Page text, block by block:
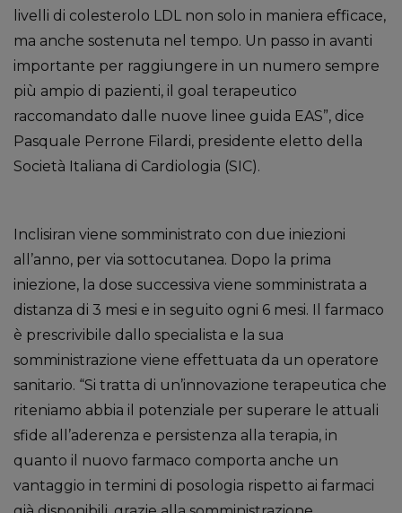
livelli di colesterolo LDL non solo in maniera efficace,
ma anche sostenuta nel tempo. Un passo in avanti
importante per raggiungere in un numero sempre
più ampio di pazienti, il goal terapeutico
raccomandato dalle nuove linee guida EAS”, dice
Pasquale Perrone Filardi, presidente eletto della
Società Italiana di Cardiologia (SIC).
Inclisiran viene somministrato con due iniezioni
all’anno, per via sottocutanea. Dopo la prima
iniezione, la dose successiva viene somministrata a
distanza di 3 mesi e in seguito ogni 6 mesi. Il farmaco
è prescrivibile dallo specialista e la sua
somministrazione viene effettuata da un operatore
sanitario. “Si tratta di un’innovazione terapeutica che
riteniamo abbia il potenziale per superare le attuali
sfide all’aderenza e persistenza alla terapia, in
quanto il nuovo farmaco comporta anche un
vantaggio in termini di posologia rispetto ai farmaci